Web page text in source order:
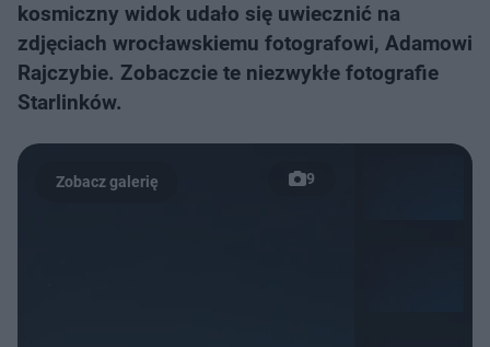
kosmiczny widok udało się uwiecznić na
zdjęciach wrocławskiemu fotografowi, Adamowi
Rajczybie. Zobaczcie te niezwykłe fotografie
Starlinków.
9